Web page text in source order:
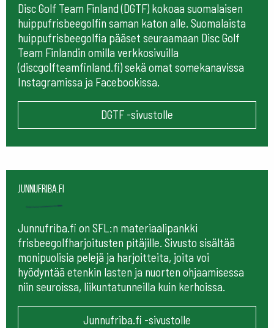
Disc Golf Team Finland (DGTF) kokoaa suomalaisen
huippufrisbeegolfin saman katon alle. Suomalaista
huippufrisbeegolfia pääset seuraamaan Disc Golf
Team Finlandin omilla verkkosivuilla
(discgolfteamfinland.fi) sekä omat somekanavissa
Instagramissa ja Facebookissa.
DGTF -sivustolle
Junnufriba.fi
Junnufriba.fi on SFL:n materiaalipankki
frisbeegolfharjoitusten pitäjille. Sivusto sisältää
monipuolisia pelejä ja harjoitteita, joita voi
hyödyntää etenkin lasten ja nuorten ohjaamisessa
niin seuroissa, liikuntatunneilla kuin kerhoissa.
Junnufriba.fi -sivustolle